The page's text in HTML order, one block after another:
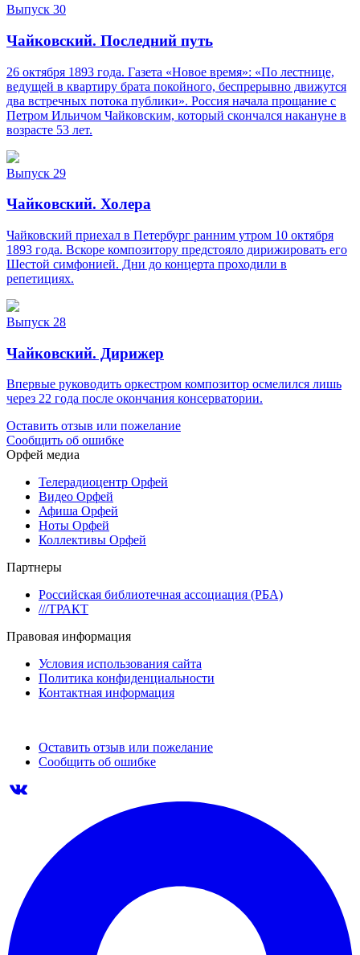
Выпуск 30
Чайковский. Последний путь
26 октября 1893 года. Газета «Новое время»: «По лестнице,
ведущей в квартиру брата покойного, беспрерывно движутся
два встречных потока публики». Россия начала прощание с
Петром Ильичом Чайковским, который скончался накануне в
возрасте 53 лет.
Выпуск 29
Чайковский. Холера
Чайковский приехал в Петербург ранним утром 10 октября
1893 года. Вскоре композитору предстояло дирижировать его
Шестой симфонией. Дни до концерта проходили в
репетициях.
Выпуск 28
Чайковский. Дирижер
Впервые руководить оркестром композитор осмелился лишь
через 22 года после окончания консерватории.
Оставить отзыв или пожелание
Сообщить об ошибке
Орфей медиа
Телерадиоцентр Орфей
Видео Орфей
Афиша Орфей
Ноты Орфей
Коллективы Орфей
Партнеры
Российская библиотечная ассоциация (РБА)
///ТРАКТ
Правовая информация
Условия использования сайта
Политика конфиденциальности
Контактная информация
Оставить отзыв или пожелание
Сообщить об ошибке